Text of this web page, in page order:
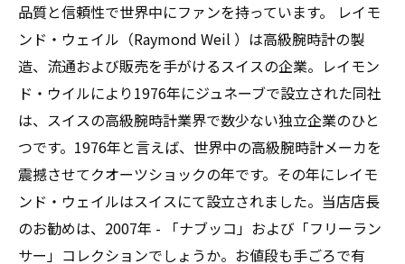
品質と信頼性で世界中にファンを持っています。 レイモ
ンド・ウェイル（Raymond Weil ）は高級腕時計の製
造、流通および販売を手がけるスイスの企業。レイモン
ド・ウイルにより1976年にジュネーブで設立された同社
は、スイスの高級腕時計業界で数少ない独立企業のひと
つです。1976年と言えば、世界中の高級腕時計メーカを
震撼させてクオーツショックの年です。その年にレイモ
ンド・ウェイルはスイスにて設立されました。当店店長
のお勧めは、2007年 - 「ナブッコ」および「フリーラン
サー」コレクションでしょうか。お値段も手ごろで有